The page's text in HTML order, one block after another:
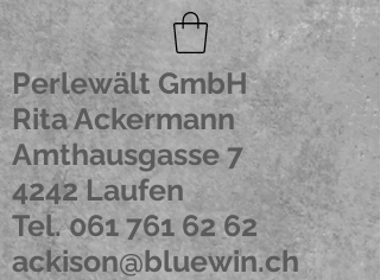
Perlewält GmbH
Rita Ackermann
Amthausgasse 7
4242 Laufen
Tel.061 761 62 62
ackison@bluewin.ch